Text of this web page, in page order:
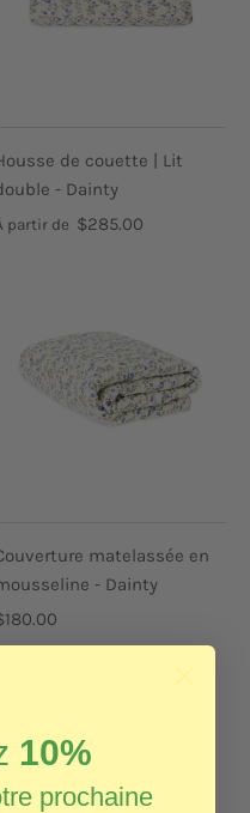
de couette | Lit
- Dainty
partir de $285.00
matelassée en
- Dainty
10%
prochaine